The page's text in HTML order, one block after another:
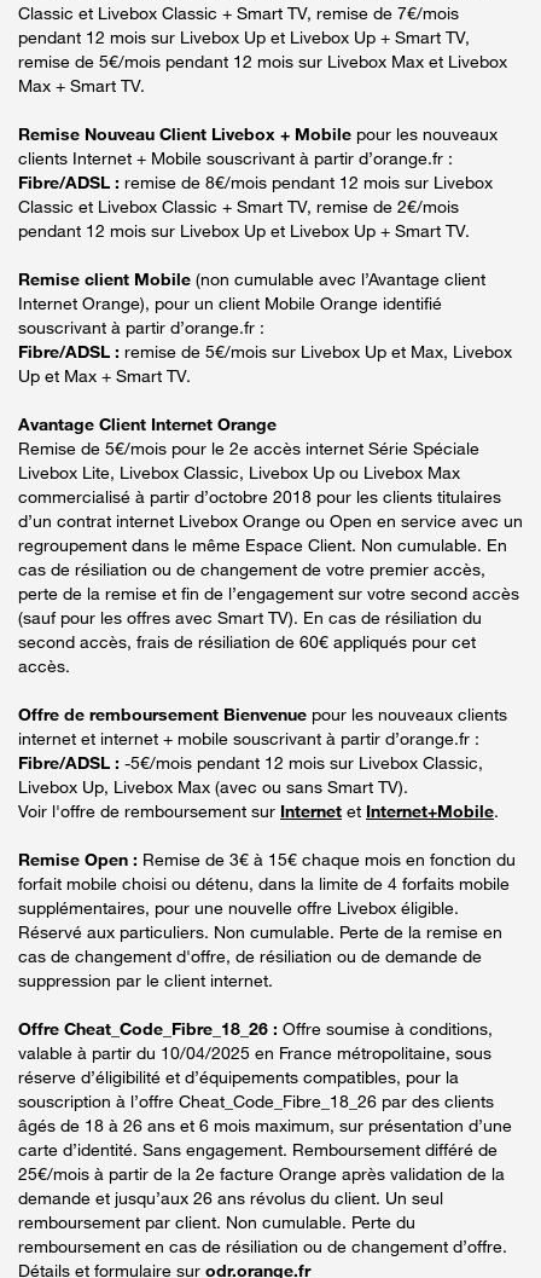
Classic et Livebox Classic + Smart TV, remise de 7€/mois
pendant 12 mois sur Livebox Up et Livebox Up + Smart TV,
remise de 5€/mois pendant 12 mois sur Livebox Max et Livebox
Max + Smart TV.
Remise Nouveau Client Livebox + Mobile pour les nouveaux
clients Internet + Mobile souscrivant à partir d’orange.fr :
Fibre/ADSL : remise de 8€/mois pendant 12 mois sur Livebox
Classic et Livebox Classic + Smart TV, remise de 2€/mois
pendant 12 mois sur Livebox Up et Livebox Up + Smart TV.
Remise client Mobile (non cumulable avec l’Avantage client
Internet Orange), pour un client Mobile Orange identifié
souscrivant à partir d’orange.fr :
Fibre/ADSL : remise de 5€/mois sur Livebox Up et Max, Livebox
Up et Max + Smart TV.
Avantage Client Internet Orange
Remise de 5€/mois pour le 2e accès internet Série Spéciale
Livebox Lite, Livebox Classic, Livebox Up ou Livebox Max
commercialisé à partir d’octobre 2018 pour les clients titulaires
d’un contrat internet Livebox Orange ou Open en service avec un
regroupement dans le même Espace Client. Non cumulable. En
cas de résiliation ou de changement de votre premier accès,
perte de la remise et fin de l’engagement sur votre second accès
(sauf pour les offres avec Smart TV). En cas de résiliation du
second accès, frais de résiliation de 60€ appliqués pour cet
accès.
Offre de remboursement Bienvenue pour les nouveaux clients
internet et internet + mobile souscrivant à partir d’orange.fr :
Fibre/ADSL : -5€/mois pendant 12 mois sur Livebox Classic,
Livebox Up, Livebox Max (avec ou sans Smart TV).
Voir l'offre de remboursement sur Internet et Internet+Mobile.
Remise Open : Remise de 3€ à 15€ chaque mois en fonction du
forfait mobile choisi ou détenu, dans la limite de 4 forfaits mobile
supplémentaires, pour une nouvelle offre Livebox éligible.
Réservé aux particuliers. Non cumulable. Perte de la remise en
cas de changement d'offre, de résiliation ou de demande de
suppression par le client internet.
Offre Cheat_Code_Fibre_18_26 : Offre soumise à conditions,
valable à partir du 10/04/2025 en France métropolitaine, sous
réserve d’éligibilité et d’équipements compatibles, pour la
souscription à l’offre Cheat_Code_Fibre_18_26 par des clients
âgés de 18 à 26 ans et 6 mois maximum, sur présentation d’une
carte d’identité. Sans engagement. Remboursement différé de
25€/mois à partir de la 2e facture Orange après validation de la
demande et jusqu’aux 26 ans révolus du client. Un seul
remboursement par client. Non cumulable. Perte du
remboursement en cas de résiliation ou de changement d’offre.
Détails et formulaire sur odr.orange.fr